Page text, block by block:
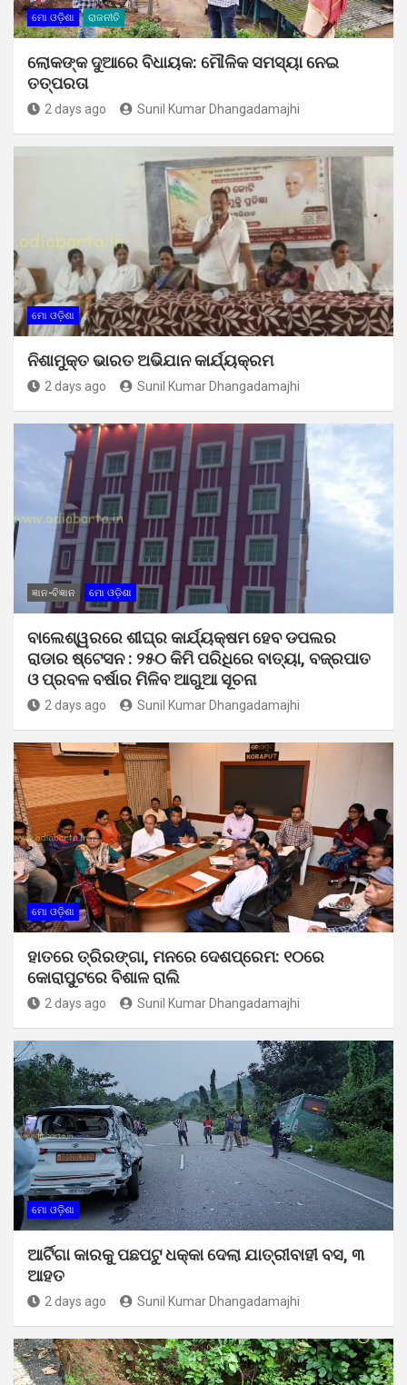
ମୋ ଓଡ଼ିଶା ରାଜନୀତି
ଲୋକଙ୍କ ଦୁଆରେ ବିଧାୟକ: ମୌଳିକ ସମସ୍ୟା ନେଇ
ତତ୍ପରତା
2 days ago Sunil Kumar Dhangadamajhi
ମୋ ଓଡ଼ିଶା
ନିଶାମୁକ୍ତ ଭାରତ ଅଭିଯାନ କାର୍ଯ୍ୟକ୍ରମ
2 days ago Sunil Kumar Dhangadamajhi
ଜ୍ଞାନ-ବିଜ୍ଞାନ ମୋ ଓଡ଼ିଶା
ବାଲେଶ୍ୱରରେ ଶୀଘ୍ର କାର୍ଯ୍ୟକ୍ଷମ ହେବ ଡପଲର
ରାଡାର ଷ୍ଟେସନ : ୨୫୦ କିମି ପରିଧିରେ ବାତ୍ୟା, ବଜ୍ରପାତ
ଓ ପ୍ରବଳ ବର୍ଷାର ମିଳିବ ଆଗୁଆ ସୂଚନା
2 days ago Sunil Kumar Dhangadamajhi
ମୋ ଓଡ଼ିଶା
ହାତରେ ତ୍ରିରଙ୍ଗା, ମନରେ ଦେଶପ୍ରେମ: ୧୦ରେ
କୋରାପୁଟରେ ବିଶାଳ ରାଲି
2 days ago Sunil Kumar Dhangadamajhi
ମୋ ଓଡ଼ିଶା
ଆର୍ଟିଗା କାରକୁ ପଛପଟୁ ଧକ୍କା ଦେଲା ଯାତ୍ରୀବାହୀ ବସ, ୩
ଆହତ
2 days ago Sunil Kumar Dhangadamajhi